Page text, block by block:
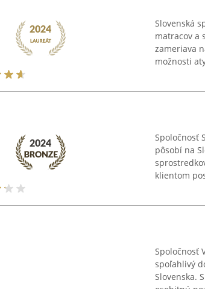
Slovenská
matracov a
zameriava
možnosti
Spoločnosť
pôsobí na
klientom
Spoločnosť
spoľahlivý
Slovenska.